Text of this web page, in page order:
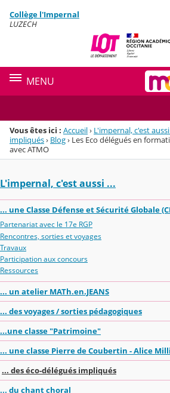
Menu de la rubrique
Contenu
Collège l'Impernal
LUZECH
MENU
Vous êtes ici : Accueil› L'impernal, c'est aussi
impliqués› Blog› Les Eco délégués en
avec ATMO
L'impernal, c'est aussi ...
... une Classe Défense et Sécurité Globale
Partenariat avec le 17e RGP
Rencontres, sorties et voyages
Travaux
Participation aux concours
Ressources
... un atelier MATh.en.JEANS
... des voyages / sorties pédagogiques
...une classe "Patrimoine"
... une classe Pierre de Coubertin - Alice
... des éco-délégués impliqués
... du chant choral